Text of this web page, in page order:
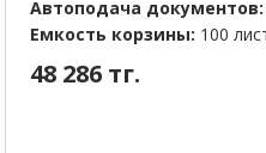
Автоподача
Емкость корзины: 100
48 286 тг.